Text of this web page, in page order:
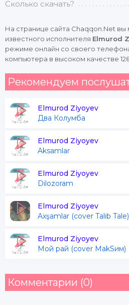
Сколько скачать?
На странице сайта Chaqqon.Net
известного исполнителя Elmurod
режиме онлайн со своего
компьютера в высоком качестве
Рекомендуем
Elmurod Ziyoyev
Два Колумба
Elmurod Ziyoyev
Aksamlar
Elmurod Ziyoyev
Dilozoram
Elmurod Ziyoyev
Axşamlar (cover Talıb Tale)
Elmurod Ziyoyev
Мой рай (cover MakSим)
Комментарии (0)